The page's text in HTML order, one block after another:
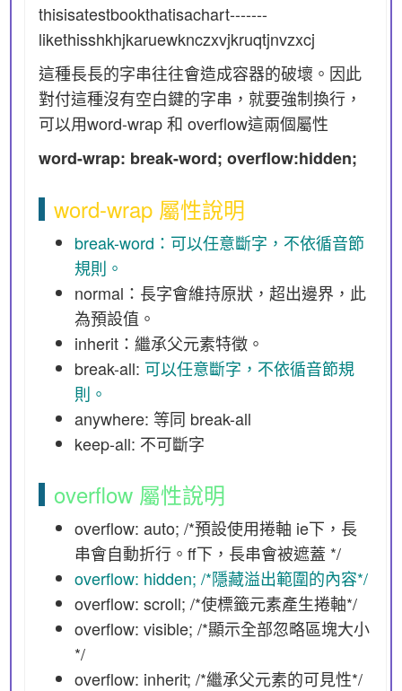
thisisatestbookthatisachart-------
likethisshkhjkaruewknczxvjkruqtjnvzxcj
這種長長的字串往往會造成容器的破壞。因此
對付這種沒有空白鍵的字串，就要強制換行，
可以用word-wrap 和 overflow這兩個屬性
word-wrap: break-word; overflow:hidden;
word-wrap 屬性說明
break-word：可以任意斷字，不依循音節
規則。
normal：長字會維持原狀，超出邊界，此
為預設值。
inherit：繼承父元素特徵。
break-all: 可以任意斷字，不依循音節規
則。
anywhere: 等同 break-all
keep-all: 不可斷字
overflow 屬性說明
overflow: auto; /*預設使用捲軸 ie下，長
串會自動折行。ff下，長串會被遮蓋 */
overflow: hidden; /*隱藏溢出範圍的內容*/
overflow: scroll; /*使標籤元素產生捲軸*/
overflow: visible; /*顯示全部忽略區塊大小
*/
overflow: inherit; /*繼承父元素的可見性*/